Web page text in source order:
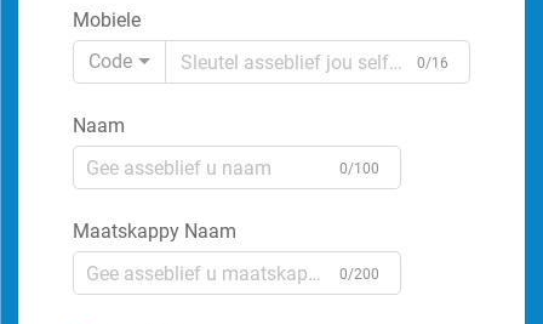
Mobiele
Code
0/16
Naam
0/100
Maatskappy Naam
0/200